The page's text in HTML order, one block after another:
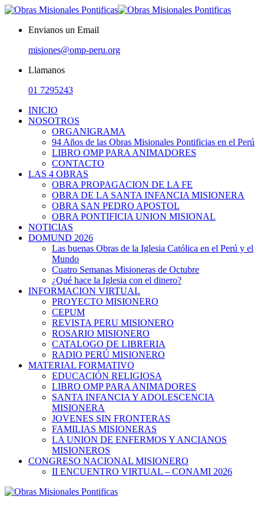
Envianos un Email
misiones@omp-peru.org
Llamanos
01 7295243
INICIO
NOSOTROS
ORGANIGRAMA
94 Años de las Obras Misionales Pontificias en el Perú
LIBRO OMP PARA ANIMADORES
CONTACTO
LAS 4 OBRAS
OBRA PROPAGACION DE LA FE
OBRA DE LA SANTA INFANCIA MISIONERA
OBRA SAN PEDRO APOSTOL
OBRA PONTIFICIA UNION MISIONAL
NOTICIAS
DOMUND 2026
Las buenas Obras de la Iglesia Católica en el Perú y el
Mundo
Cuatro Semanas Misioneras de Octubre
¿Qué hace la Iglesia con el dinero?
INFORMACION VIRTUAL
PROYECTO MISIONERO
CEPUM
REVISTA PERU MISIONERO
ROSARIO MISIONERO
CATALOGO DE LIBRERIA
RADIO PERÚ MISIONERO
MATERIAL FORMATIVO
EDUCACIÓN RELIGIOSA
LIBRO OMP PARA ANIMADORES
SANTA INFANCIA Y ADOLESCENCIA
MISIONERA
JOVENES SIN FRONTERAS
FAMILIAS MISIONERAS
LA UNION DE ENFERMOS Y ANCIANOS
MISIONEROS
CONGRESO NACIONAL MISIONERO
II ENCUENTRO VIRTUAL – CONAMI 2026